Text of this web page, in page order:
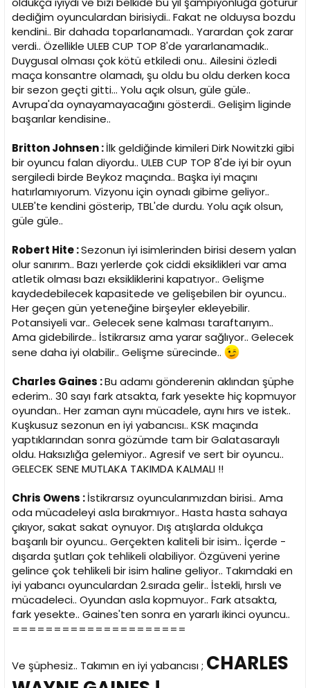
dediğim oyunculardan birisiydi.. Fakat ne olduysa bozdu
kendini.. Bir dahada toparlanamadı.. Yarardan çok zarar
verdi.. Özellikle ULEB CUP TOP 8'de yararlanamadık..
Duygusal olması çok kötü etkiledi onu.. Ailesini özledi
maça konsantre olamadı, şu oldu bu oldu derken koca
bir sezon geçti gitti... Yolu açık olsun, güle güle..
Avrupa'da oynayamayacağını gösterdi.. Gelişim liginde
başarılar kendisine..
Britton Johnsen :İlk geldiğinde kimileri Dirk Nowitzki gibi
bir oyuncu falan diyordu.. ULEB CUP TOP 8'de iyi bir oyun
sergiledi birde Beykoz maçında.. Başka iyi maçını
hatırlamıyorum. Vizyonu için oynadı gibime geliyor..
ULEB'te kendini gösterip, TBL'de durdu. Yolu açık olsun,
güle güle..
Robert Hite :Sezonun iyi isimlerinden birisi desem yalan
olur sanırım.. Bazı yerlerde çok ciddi eksiklikleri var ama
atletik olması bazı eksikliklerini kapatıyor.. Gelişme
kaydedebilecek kapasitede ve gelişebilen bir oyuncu..
Her geçen gün yeteneğine birşeyler ekleyebilir.
Potansiyeli var.. Gelecek sene kalması taraftarıyım..
Ama gidebilirde.. İstikrarsız ama yarar sağlıyor.. Gelecek
sene daha iyi olabilir.. Gelişme sürecinde..
Charles Gaines :Bu adamı gönderenin aklından şüphe
ederim.. 30 sayı fark atsakta, fark yesekte hiç kopmuyor
oyundan.. Her zaman aynı mücadele, aynı hırs ve istek..
Kuşkusuz sezonun en iyi yabancısı.. KSK maçında
yaptıklarından sonra gözümde tam bir Galatasaraylı
oldu. Haksızlığa gelemiyor.. Agresif ve sert bir oyuncu..
GELECEK SENE MUTLAKA TAKIMDA KALMALI !!
Chris Owens :İstikrarsız oyuncularımızdan birisi.. Ama
oda mücadeleyi asla bırakmıyor.. Hasta hasta sahaya
çıkıyor, sakat sakat oynuyor. Dış atışlarda oldukça
başarılı bir oyuncu.. Gerçekten kaliteli bir isim.. İçerde -
dışarda şutları çok tehlikeli olabiliyor. Özgüveni yerine
gelince çok tehlikeli bir isim haline geliyor.. Takımdaki en
iyi yabancı oyunculardan 2.sırada gelir.. İstekli, hırslı ve
mücadeleci.. Oyundan asla kopmuyor.. Fark atsakta,
fark yesekte.. Gaines'ten sonra en yararlı ikinci oyuncu..
=====================
Ve şüphesiz.. Takımın en iyi yabancısı ; CHARLES